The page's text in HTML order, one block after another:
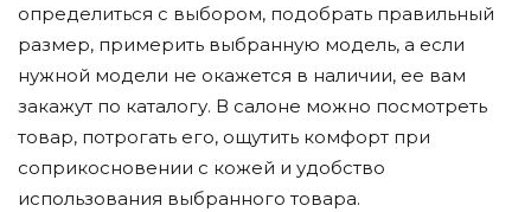
определиться с выбором, подобрать правильный
размер, примерить выбранную модель, а если
нужной модели не окажется в наличии, ее вам
закажут по каталогу. В салоне можно посмотреть
товар, потрогать его, ощутить комфорт при
соприкосновении с кожей и удобство
использования выбранного товара.